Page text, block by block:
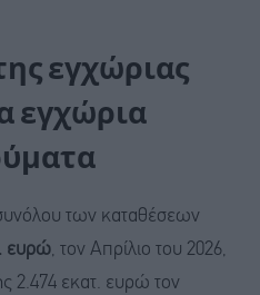
εγχώριας
εγχώρια
των καταθέσεων
ευρώ, τον Απρίλιο του 2026,
2.474 εκατ. ευρώ τον